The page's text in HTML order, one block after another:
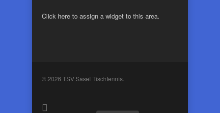
Click here to assign a widget to this area.
© 2026 TSV Sasel Tischtennis.